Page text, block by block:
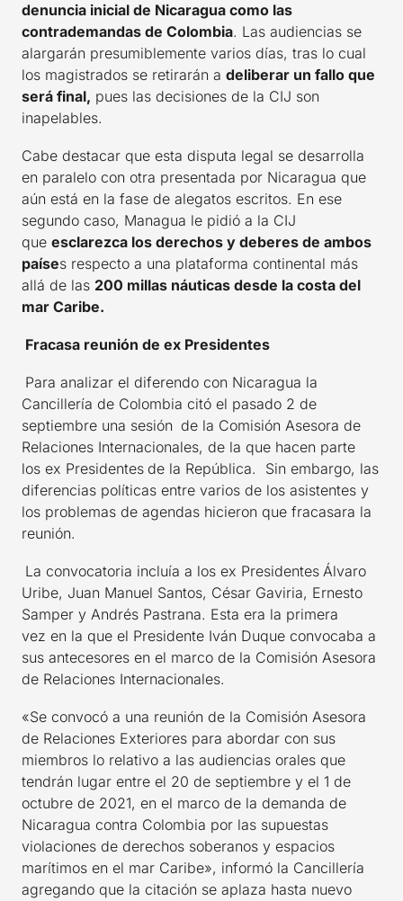
denuncia inicial de Nicaragua como las
contrademandas de Colombia. Las audiencias se
alargarán presumiblemente varios días, tras lo cual
los magistrados se retirarán a deliberar un fallo que
será final, pues las decisiones de la CIJ son
inapelables.
Cabe destacar que esta disputa legal se desarrolla
en paralelo con otra presentada por Nicaragua que
aún está en la fase de alegatos escritos. En ese
segundo caso, Managua le pidió a la CIJ
que esclarezca los derechos y deberes de ambos
países respecto a una plataforma continental más
allá de las 200 millas náuticas desde la costa del
mar Caribe.
Fracasa reunión de ex Presidentes
Para analizar el diferendo con Nicaragua la
Cancillería de Colombia citó el pasado 2 de
septiembre una sesión de la Comisión Asesora de
Relaciones Internacionales, de la que hacen parte
los ex Presidentes de la República. Sin embargo, las
diferencias políticas entre varios de los asistentes y
los problemas de agendas hicieron que fracasara la
reunión.
La convocatoria incluía a los ex Presidentes Álvaro
Uribe, Juan Manuel Santos, César Gaviria, Ernesto
Samper y Andrés Pastrana. Esta era la primera
vez en la que el Presidente Iván Duque convocaba a
sus antecesores en el marco de la Comisión Asesora
de Relaciones Internacionales.
«Se convocó a una reunión de la Comisión Asesora
de Relaciones Exteriores para abordar con sus
miembros lo relativo a las audiencias orales que
tendrán lugar entre el 20 de septiembre y el 1 de
octubre de 2021, en el marco de la demanda de
Nicaragua contra Colombia por las supuestas
violaciones de derechos soberanos y espacios
marítimos en el mar Caribe», informó la Cancillería
agregando que la citación se aplaza hasta nuevo